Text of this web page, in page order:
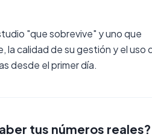
"que sobrevive" y uno que
la calidad de su gestión y el uso
desde el primer día.
tus números reales?